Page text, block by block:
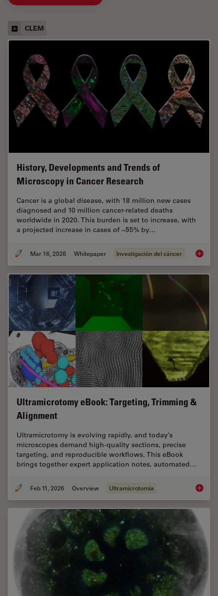
CLEM
History, Developments and Trends of
Microscopy in Cancer Research
Cancer is a global disease, with 18 million new cases
diagnosed and 10 million cancer-related deaths
worldwide in 2020. This burden is set to increase, with
a projected increase in cases of ~55% by…
Mar 16, 2026 Whitepaper Investigación del cáncer
Ultramicrotomy eBook: Targeting, Trimming &
Alignment
Ultramicrotomy is evolving rapidly, and today’s
microscopes demand high‑quality sections, precise
targeting, and reproducible workflows. This eBook
brings together expert application notes, automated…
Feb 11, 2026 Overview Ultramicrotomía